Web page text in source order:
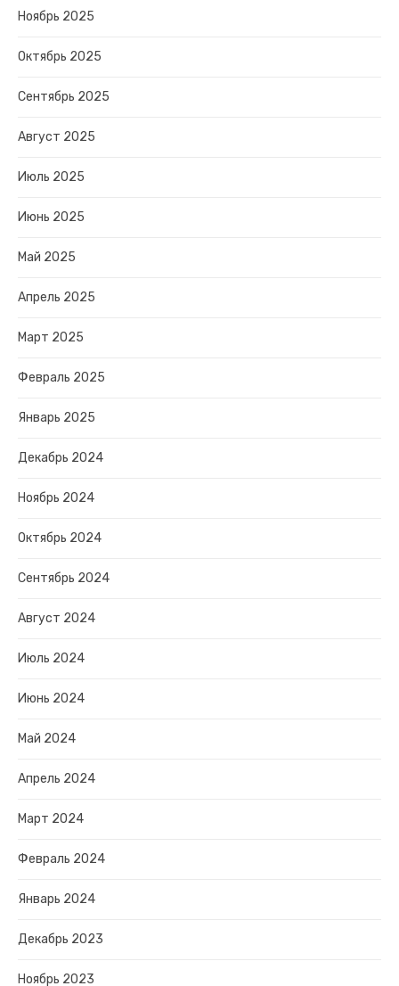
Ноябрь 2025
Октябрь 2025
Сентябрь 2025
Август 2025
Июль 2025
Июнь 2025
Май 2025
Апрель 2025
Март 2025
Февраль 2025
Январь 2025
Декабрь 2024
Ноябрь 2024
Октябрь 2024
Сентябрь 2024
Август 2024
Июль 2024
Июнь 2024
Май 2024
Апрель 2024
Март 2024
Февраль 2024
Январь 2024
Декабрь 2023
Ноябрь 2023